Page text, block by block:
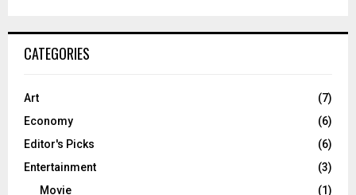
CATEGORIES
Art
(7)
Economy
(6)
Editor's Picks
(6)
Entertainment
(3)
Movie
(1)